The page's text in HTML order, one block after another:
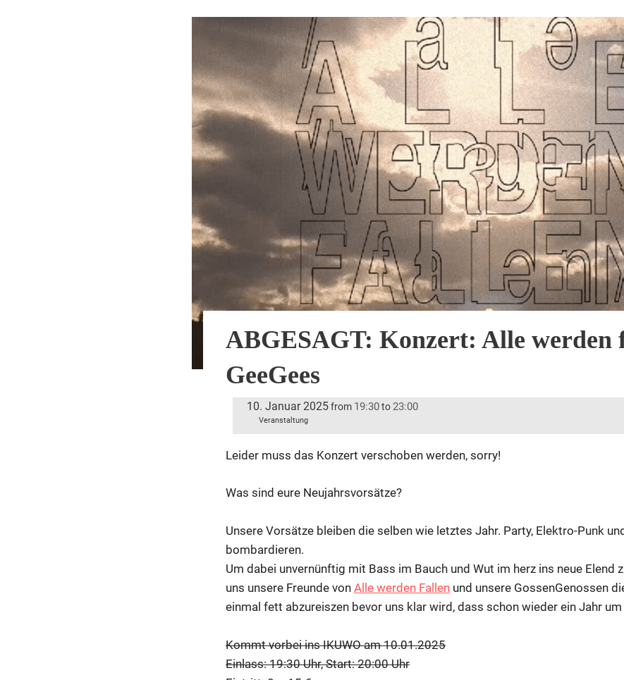
ABGESAGT: Konzert: Alle werden
GeeGees
10. Januar 2025 from 19:30 to 23:00
Veranstaltung
Leider muss das Konzert verschoben werden, sorry!
Was sind eure Neujahrsvorsätze?
Unsere Vorsätze bleiben die selben wie letztes Jahr. Party, Elektro-Punk
bombardieren.
Um dabei unvernünftig mit Bass im Bauch und Wut im herz ins neue Elend
uns unsere Freunde von Alle werden Fallen und unsere GossenGenossen
einmal fett abzureiszen bevor uns klar wird, dass schon wieder ein Jahr
Kommt vorbei ins IKUWO am 10.01.2025
Einlass: 19:30 Uhr, Start: 20:00 Uhr